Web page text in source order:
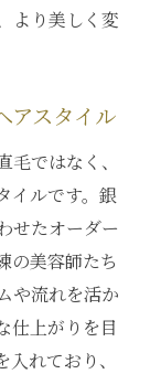
より美しく変
アスタイル
ではなく、
イルです。銀
せたオーダー
の美容師たち
や流れを活か
仕上がりを目
れており、